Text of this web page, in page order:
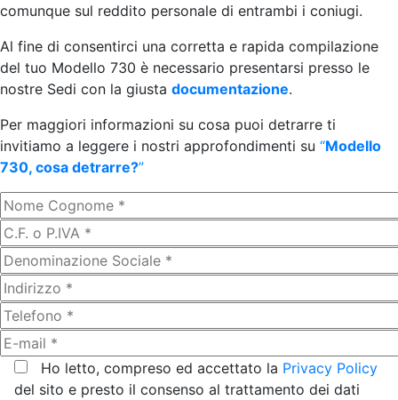
comunque sul reddito personale di entrambi i coniugi.
Al fine di consentirci una corretta e rapida compilazione
del tuo Modello 730 è necessario presentarsi presso le
nostre Sedi con la giusta documentazione.
Per maggiori informazioni su cosa puoi detrarre ti
invitiamo a leggere i nostri approfondimenti su “Modello
730, cosa detrarre?”
Ho letto, compreso ed accettato la Privacy Policy
del sito e presto il consenso al trattamento dei dati